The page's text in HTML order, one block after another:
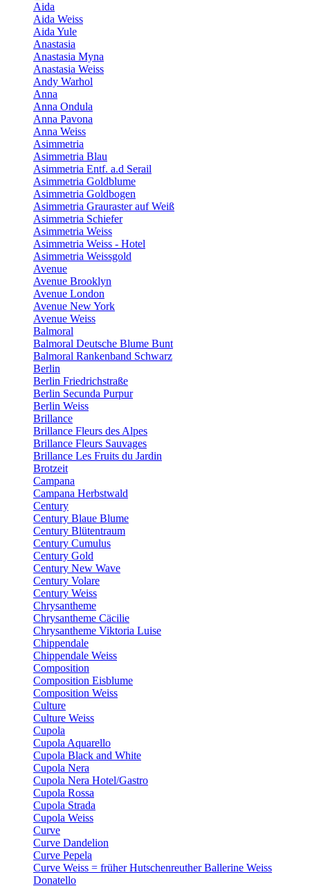
Aida
Aida Weiss
Aida Yule
Anastasia
Anastasia Myna
Anastasia Weiss
Andy Warhol
Anna
Anna Ondula
Anna Pavona
Anna Weiss
Asimmetria
Asimmetria Blau
Asimmetria Entf. a.d Serail
Asimmetria Goldblume
Asimmetria Goldbogen
Asimmetria Grauraster auf Weiß
Asimmetria Schiefer
Asimmetria Weiss
Asimmetria Weiss - Hotel
Asimmetria Weissgold
Avenue
Avenue Brooklyn
Avenue London
Avenue New York
Avenue Weiss
Balmoral
Balmoral Deutsche Blume Bunt
Balmoral Rankenband Schwarz
Berlin
Berlin Friedrichstraße
Berlin Secunda Purpur
Berlin Weiss
Brillance
Brillance Fleurs des Alpes
Brillance Fleurs Sauvages
Brillance Les Fruits du Jardin
Brotzeit
Campana
Campana Herbstwald
Century
Century Blaue Blume
Century Blütentraum
Century Cumulus
Century Gold
Century New Wave
Century Volare
Century Weiss
Chrysantheme
Chrysantheme Cäcilie
Chrysantheme Viktoria Luise
Chippendale
Chippendale Weiss
Composition
Composition Eisblume
Composition Weiss
Culture
Culture Weiss
Cupola
Cupola Aquarello
Cupola Black and White
Cupola Nera
Cupola Nera Hotel/Gastro
Cupola Rossa
Cupola Strada
Cupola Weiss
Curve
Curve Dandelion
Curve Pepela
Curve Weiss = früher Hutschenreuther Ballerine Weiss
Donatello